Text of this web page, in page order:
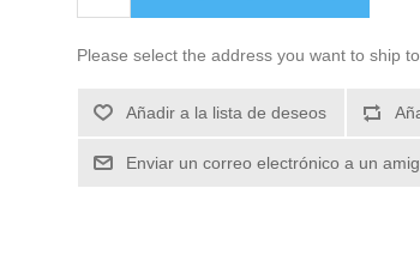
Please select the address you want to ship to